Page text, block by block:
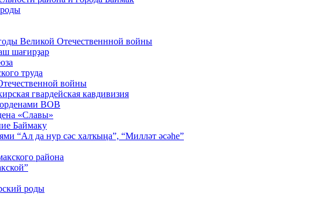
Великой Отечественнной войны
шағирҙар
труда
войны
гвардейская кавдивизия
ВОВ
«Славы»
Баймаку
“Ал да нур сәс халҡыңа”, “Милләт әсәһе”
района
роды